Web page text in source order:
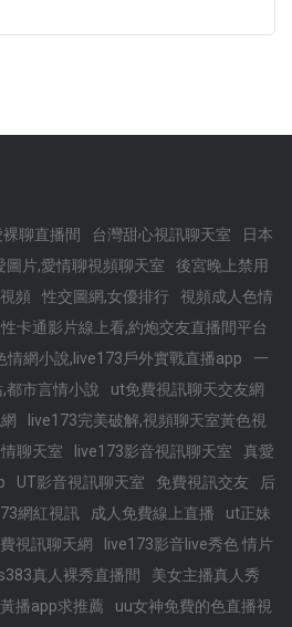
聊直播間 台灣甜心視訊聊天室
日本
圖片,愛情聊視頻聊天室
後宮晚上禁用
頻
性交圖網,女優排行
視頻成人色情
卡通影片線上看,約炮交友直播間平台
情網小說,live173戶外實戰直播app
一
都市言情小說
ut免費視訊聊天交友網
live173完美破解,視頻聊天室黃色視
聊天室 live173影音視訊聊天室
真愛
UT影音視訊聊天室 免費視訊交友
后
網紅視訊 成人免費線上直播
ut正妹
視訊聊天網
live173影音live秀色 情片
真人裸秀直播間
美女主播真人秀
播app求推薦
uu女神免費的色直播視